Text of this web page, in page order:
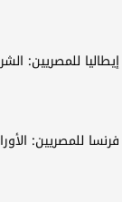
إيطاليا للمصريين:
فرنسا للمصريين: